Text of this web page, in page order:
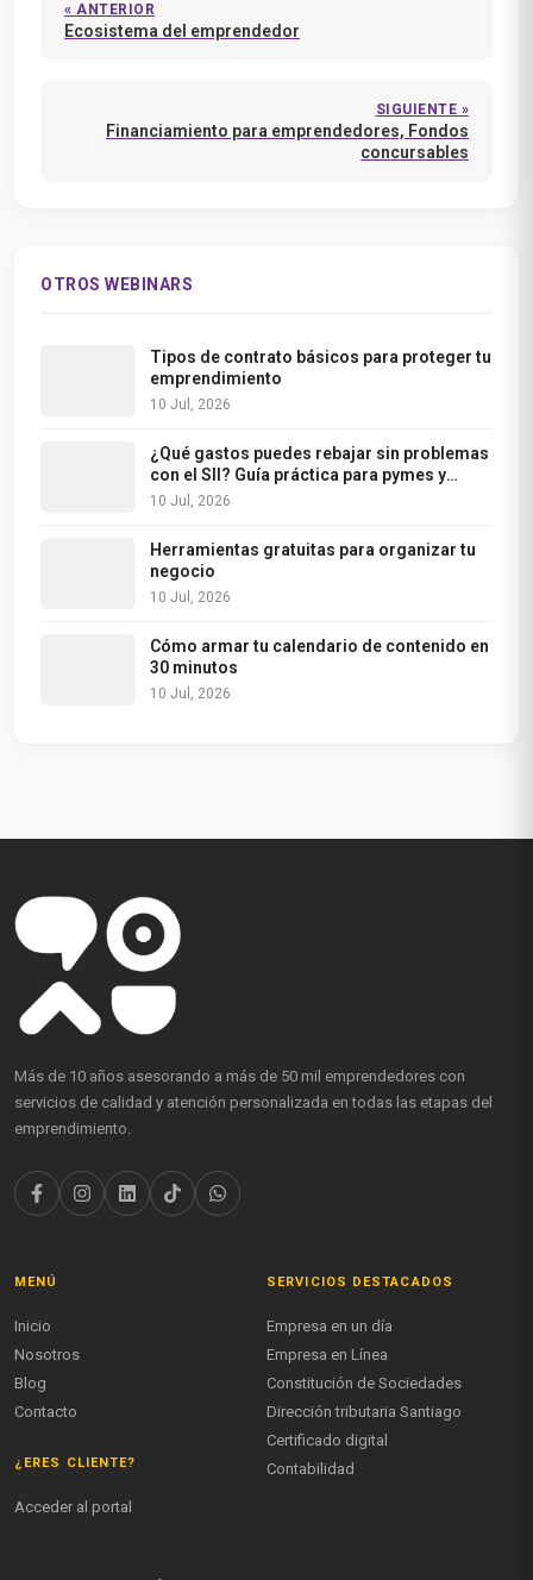
« ANTERIOR
Ecosistema del emprendedor
SIGUIENTE »
Financiamiento para emprendedores, Fondos
concursables
OTROS WEBINARS
Tipos de contrato básicos para proteger tu
emprendimiento
10 Jul, 2026
¿Qué gastos puedes rebajar sin problemas
con el SII? Guía práctica para pymes y
freelancers
10 Jul, 2026
Herramientas gratuitas para organizar tu
negocio
10 Jul, 2026
Cómo armar tu calendario de contenido en
30 minutos
10 Jul, 2026
Más de 10 años asesorando a más de 50 mil emprendedores con
servicios de calidad y atención personalizada en todas las etapas del
emprendimiento.
MENÚ
Inicio
Nosotros
Blog
Contacto
¿ERES CLIENTE?
Acceder al portal
SERVICIOS DESTACADOS
Empresa en un día
Empresa en Línea
Constitución de Sociedades
Dirección tributaria Santiago
Certificado digital
Contabilidad